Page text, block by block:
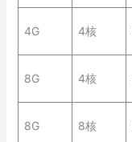
4G 4核
8G 4核
8G 8核